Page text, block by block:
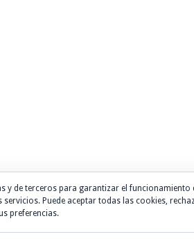
y de terceros para garantizar el funcionamiento
Puede aceptar todas las cookies,
preferencias.